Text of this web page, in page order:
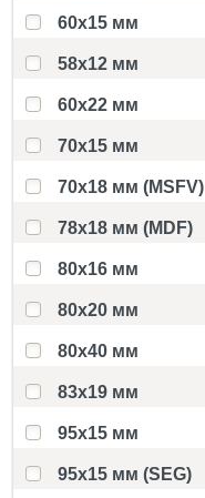
60x15 мм
58х12 мм
60x22 мм
70x15 мм
70x18 мм (MSFV)
78x18 мм (MDF)
80x16 мм
80x20 мм
80x40 мм
83x19 мм
95x15 мм
95x15 мм (SEG)